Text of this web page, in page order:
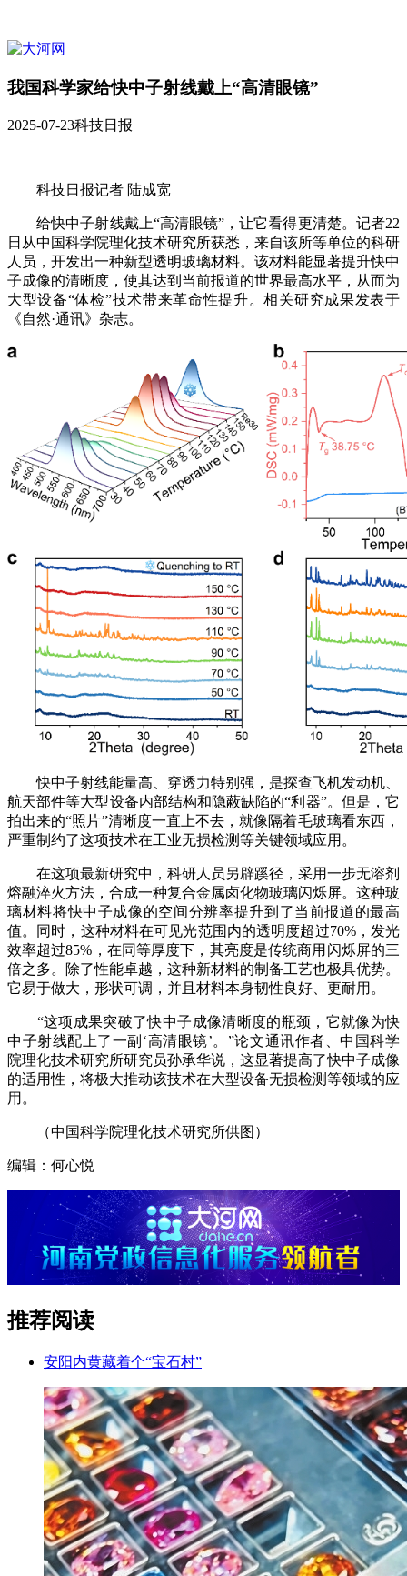
我国科学家给快中子射线戴上“高清眼镜”
2025-07-23科技日报
科技日报记者 陆成宽
给快中子射线戴上“高清眼镜”，让它看得更清楚。记者22
日从中国科学院理化技术研究所获悉，来自该所等单位的科研
人员，开发出一种新型透明玻璃材料。该材料能显著提升快中
子成像的清晰度，使其达到当前报道的世界最高水平，从而为
大型设备“体检”技术带来革命性提升。相关研究成果发表于
《自然·通讯》杂志。
快中子射线能量高、穿透力特别强，是探查飞机发动机、
航天部件等大型设备内部结构和隐蔽缺陷的“利器”。但是，它
拍出来的“照片”清晰度一直上不去，就像隔着毛玻璃看东西，
严重制约了这项技术在工业无损检测等关键领域应用。
在这项最新研究中，科研人员另辟蹊径，采用一步无溶剂
熔融淬火方法，合成一种复合金属卤化物玻璃闪烁屏。这种玻
璃材料将快中子成像的空间分辨率提升到了当前报道的最高
值。同时，这种材料在可见光范围内的透明度超过70%，发光
效率超过85%，在同等厚度下，其亮度是传统商用闪烁屏的三
倍之多。除了性能卓越，这种新材料的制备工艺也极具优势。
它易于做大，形状可调，并且材料本身韧性良好、更耐用。
“这项成果突破了快中子成像清晰度的瓶颈，它就像为快
中子射线配上了一副‘高清眼镜’。”论文通讯作者、中国科学
院理化技术研究所研究员孙承华说，这显著提高了快中子成像
的适用性，将极大推动该技术在大型设备无损检测等领域的应
用。
（中国科学院理化技术研究所供图）
编辑：何心悦
推荐阅读
安阳内黄藏着个“宝石村”